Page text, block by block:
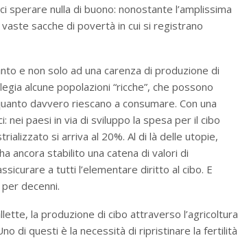
sperare nulla di buono: nonostante l’amplissima
sacche di povertà in cui si registrano
e non solo ad una carenza di produzione di
alcune popolazioni “ricche”, che possono
davvero riescano a consumare. Con una
paesi in via di sviluppo la spesa per il cibo
si arriva al 20%. Al di là delle utopie,
ancora stabilito una catena di valori di
a tutti l’elementare diritto al cibo. E
decenni.
la produzione di cibo attraverso l’agricoltura
di questi è la necessità di ripristinare la fertilità